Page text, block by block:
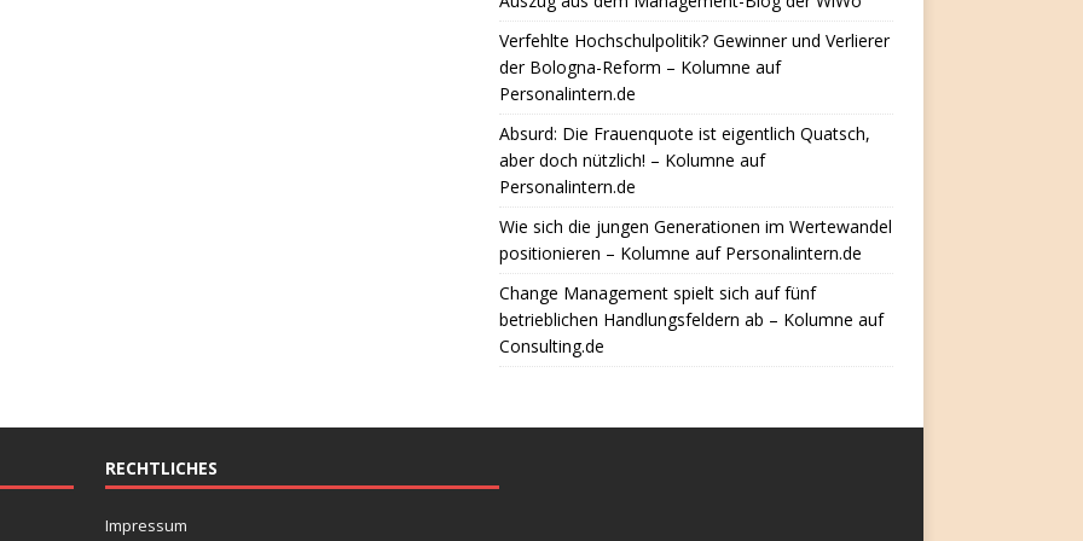
Verfehlte Hochschulpolitik? Gewinner und Verlierer
der Bologna-Reform – Kolumne auf
Personalintern.de
Absurd: Die Frauenquote ist eigentlich Quatsch,
aber doch nützlich! – Kolumne auf
Personalintern.de
Wie sich die jungen Generationen im Wertewandel
positionieren – Kolumne auf Personalintern.de
Change Management spielt sich auf fünf
betrieblichen Handlungsfeldern ab – Kolumne auf
Consulting.de
RECHTLICHES
Impressum